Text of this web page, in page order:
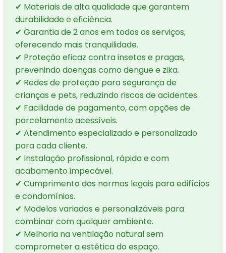
✔ Materiais de alta qualidade que garantem
durabilidade e eficiência.
✔ Garantia de 2 anos em todos os serviços,
oferecendo mais tranquilidade.
✔ Proteção eficaz contra insetos e pragas,
prevenindo doenças como dengue e zika.
✔ Redes de proteção para segurança de
crianças e pets, reduzindo riscos de acidentes.
✔ Facilidade de pagamento, com opções de
parcelamento acessíveis.
✔ Atendimento especializado e personalizado
para cada cliente.
✔ Instalação profissional, rápida e com
acabamento impecável.
✔ Cumprimento das normas legais para edifícios
e condomínios.
✔ Modelos variados e personalizáveis para
combinar com qualquer ambiente.
✔ Melhoria na ventilação natural sem
comprometer a estética do espaço.